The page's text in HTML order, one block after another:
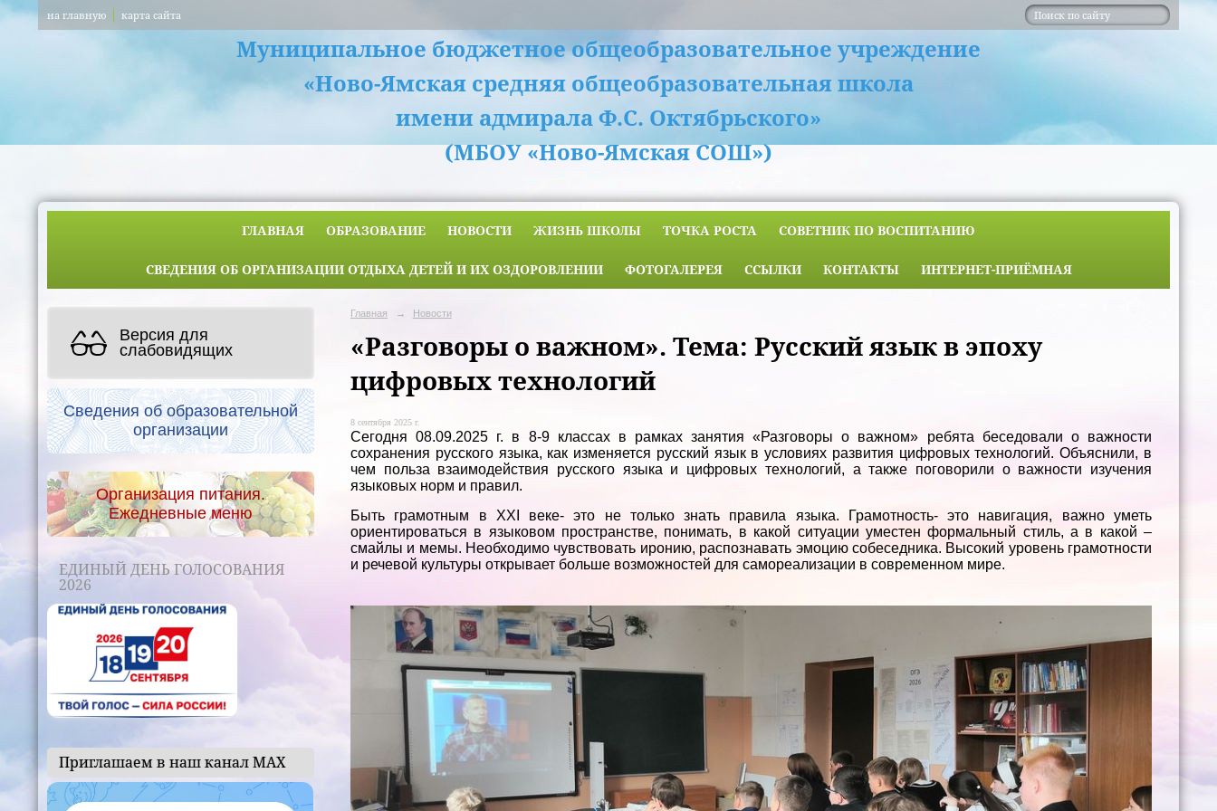
на главную карта сайта
Муниципальное бюджетное общеобразовательное учреждение
«Ново-Ямская средняя общеобразовательная школа
имени адмирала Ф.С. Октябрьского»
(МБОУ «Ново-Ямская СОШ»)
ГЛАВНАЯ ОБРАЗОВАНИЕ НОВОСТИ ЖИЗНЬ ШКОЛЫ ТОЧКА РОСТА СОВЕТНИК ПО ВОСПИТАНИЮ
СВЕДЕНИЯ ОБ ОРГАНИЗАЦИИ ОТДЫХА ДЕТЕЙ И ИХ ОЗДОРОВЛЕНИИ ФОТОГАЛЕРЕЯ ССЫЛКИ КОНТАКТЫ ИНТЕРНЕТ-ПРИЁМНАЯ
Версия для
слабовидящих
Сведения об образовательной
организации
Организация питания.
Ежедневные меню
ЕДИНЫЙ ДЕНЬ ГОЛОСОВАНИЯ
2026
Приглашаем в наш канал МАХ
Главная → Новости
«Разговоры о важном». Тема: Русский язык в эпоху
цифровых технологий
8 сентября 2025 г.
Сегодня 08.09.2025 г. в 8-9 классах в рамках занятия «Разговоры о важном» ребята беседовали о важности
сохранения русского языка, как изменяется русский язык в условиях развития цифровых технологий. Объяснили, в
чем польза взаимодействия русского языка и цифровых технологий, а также поговорили о важности изучения
языковых норм и правил.
Быть грамотным в ХХI веке- это не только знать правила языка. Грамотность- это навигация, важно уметь
ориентироваться в языковом пространстве, понимать, в какой ситуации уместен формальный стиль, а в какой –
смайлы и мемы. Необходимо чувствовать иронию, распознавать эмоцию собеседника. Высокий уровень грамотности
и речевой культуры открывает больше возможностей для самореализации в современном мире.